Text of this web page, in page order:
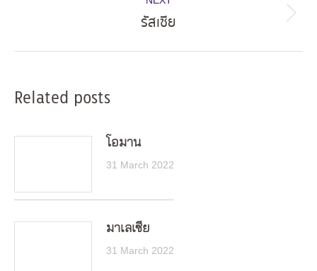
Next
รัสเซีย
Related posts
โอมาน
31 March 2022
มาเลเซีย
31 March 2022